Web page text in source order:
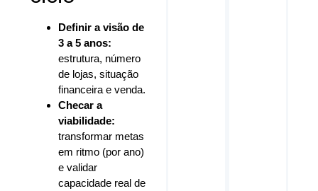
Definir a visão de
3 a 5 anos:
estrutura, número
de lojas, situação
financeira e venda.
Checar a
viabilidade:
transformar metas
em ritmo (por ano)
e validar
capacidade real de